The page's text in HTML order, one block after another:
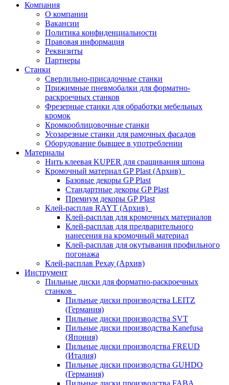
Компания
О компании
Вакансии
Политика конфиденциальности
Правовая информация
Реквизиты
Партнеры
Станки
Сверлильно-присадочные станки
Прижимные пневмобалки для форматно-
раскроечных станков
Фрезерные станки для обработки мебельных
кромок
Кромкооблицовочные станки
Усозарезные станки для рамочных фасадов
Оборудование бывшее в употреблении
Материалы
Нить клеевая KUPER для сращивания шпона
Кромочный материал GP Plast (Архив)
Базовые декоры GP Plast
Стандартные декоры GP Plast
Премиум декоры GP Plast
Клей-расплав RAYT (Архив)
Клей-расплав для кромочных материалов
Клей-расплав для предварительного
нанесения на кромочный материал
Клей-расплав для окутывания профильного
погонажа
Клей-расплав Рехау (Архив)
Инструмент
Пильные диски для форматно-раскроечных
станков
Пильные диски производства LEITZ
(Германия)
Пильные диски производства SVT
Пильные диски производства Kanefusa
(Япония)
Пильные диски производства FREUD
(Италия)
Пильные диски производства GUHDO
(Германия)
Пильные диски производства FABA